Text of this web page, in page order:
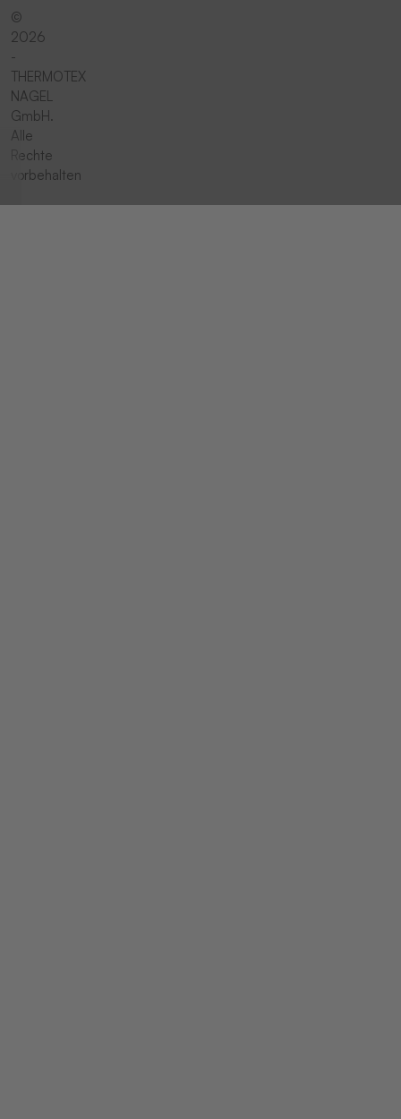
©
2026
-
THERMOTEX
NAGEL
GmbH.
Alle
Rechte
vorbehalten